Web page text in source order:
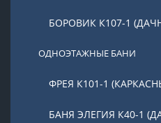
БОРОВИК К107-1
ОДНОЭТАЖНЫЕ БАНИ
ФРЕЯ К101-1
БАНЯ ЭЛЕГИЯ К40-1